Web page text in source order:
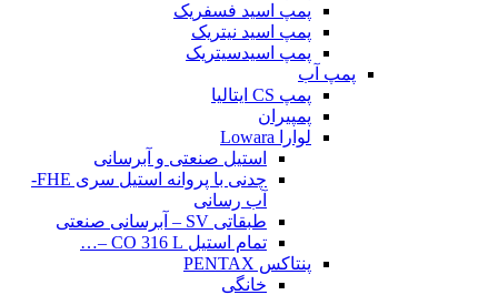
پمپ اسید فسفریک
پمپ اسید نیتریک
پمپ اسیدسیتریک
پمپ آب
پمپ CS ایتالیا
پمپیران
لوارا Lowara
استیل صنعتی و آبرسانی
چدنی با پروانه استیل سری FHE-
آب رسانی
طبقاتی SV – آبرسانی صنعتی
تمام استیل CO 316 L –…
پنتاکس PENTAX
خانگی